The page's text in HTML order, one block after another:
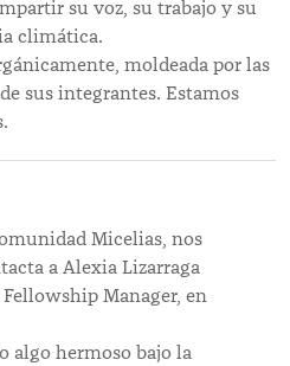
su voz, su trabajo y su
climática.
moldeada por las
sus integrantes. Estamos
Micelias, nos
a Alexia Lizarraga
Manager, en
algo hermoso bajo la